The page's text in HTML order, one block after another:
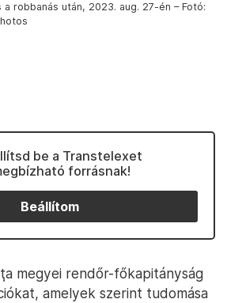
robbanás után, 2023. aug. 27-én – Fotó:
be a Transtelexet
forrásnak!
Beállítom
megyei rendőr-főkapitányság
amelyek szerint tudomása